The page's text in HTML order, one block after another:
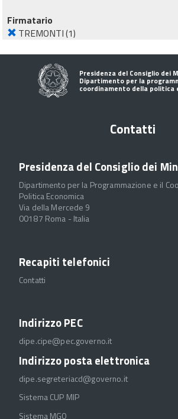
Firmatario
TREMONTI(1)
Presidenza del Consiglio dei
Dipartimento per la
coordinamento della politica
Contatti
Presidenza del Consiglio dei
Dipartimento per la Programmazione e il
Politica Economica
Via della Mercede 9
00187 Roma - Italia
Recapiti telefonici
Contatti
Indirizzo PEC
dipe.cipe@pec.governo.it
Indirizzo posta elettronica
dipe.segreteriacd@governo.it
Sistema CUP MIP
Sistema MGO